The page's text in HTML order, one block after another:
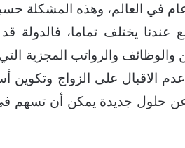
في العالم، وهذه المشكلة
عندنا يختلف تماما، فالدولة
والوظائف والرواتب المجزية
الاقبال على الزواج وتكوين
حلول جديدة يمكن أن تسهم